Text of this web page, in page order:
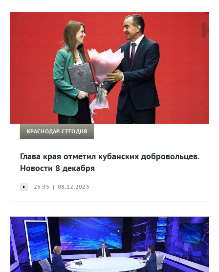
КРАСНОДАР. СЕГОДНЯ
Глава края отметил кубанских добровольцев.
Новости 8 декабря
25:35 | 08.12.2025